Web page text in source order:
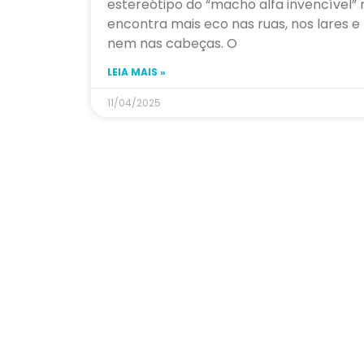
estereótipo do “macho alfa invencível”
encontra mais eco nas ruas, nos lares e
nem nas cabeças. O
LEIA MAIS »
11/04/2025